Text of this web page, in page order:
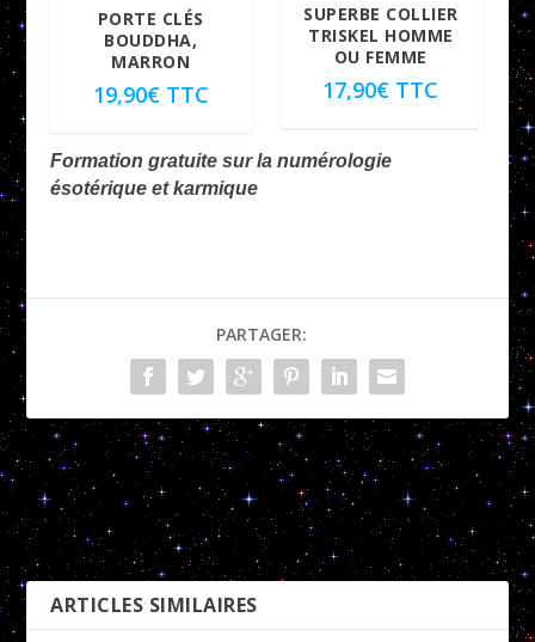
PORTE CLÉS
BOUDDHA,
MARRON
19,90€ TTC
SUPERBE COLLIER
TRISKEL HOMME
OU FEMME
17,90€ TTC
Formation gratuite sur la numérologie
ésotérique et karmique
PARTAGER:
Nombre Actif 2
PRÉCÉDENT
Nombre Actif 4
SUIVANT
ARTICLES SIMILAIRES